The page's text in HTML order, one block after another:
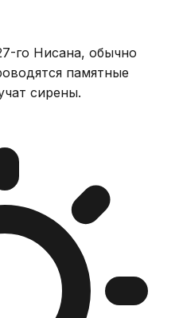
го Нисана, обычно
памятные
сирены.